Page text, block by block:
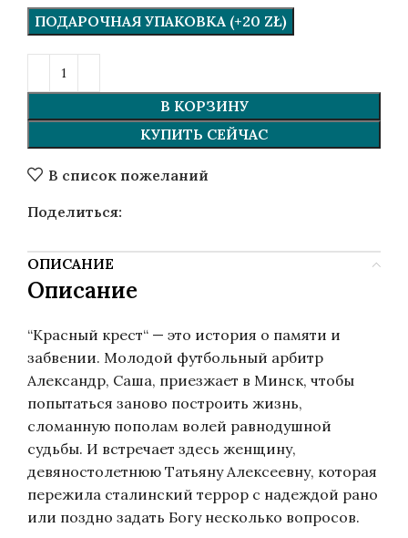
ПОДАРОЧНАЯ УПАКОВКА (+20 ZŁ)
В КОРЗИНУ
КУПИТЬ СЕЙЧАС
В список пожеланий
Поделиться:
ОПИСАНИЕ
Описание
“Красный крест“ — это история о памяти и
забвении. Молодой футбольный арбитр
Александр, Саша, приезжает в Минск, чтобы
попытаться заново построить жизнь,
сломанную пополам волей равнодушной
судьбы. И встречает здесь женщину,
девяностолетнюю Татьяну Алексеевну, которая
пережила сталинский террор с надеждой рано
или поздно задать Богу несколько вопросов.